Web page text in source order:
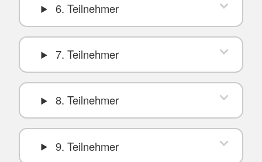
6. Teilnehmer
7. Teilnehmer
8. Teilnehmer
9. Teilnehmer